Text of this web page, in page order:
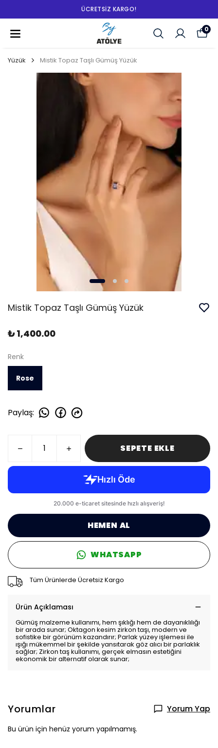
ÜCRETSIZ KARGO!
0
Yüzük Mistik Topaz Taşlı Gümüş Yüzük
Mistik Topaz Taşlı Gümüş Yüzük
₺ 1,400.00
Renk
Rose
Paylaş:
SEPETE EKLE
HEMEN AL
WHATSAPP
Tüm Ürünlerde Ücretsiz Kargo
Ürün Açıklaması
Gümüş malzeme kullanımı, hem şıklığı hem de dayanıklılığı
bir arada sunar; Oktagon kesim zirkon taşı, modern ve
sofistike bir görünüm kazandırır; Parlak yüzey işlemesi ile
ışığı mükemmel bir şekilde yansıtarak göz alıcı bir parlaklık
sağlar; Zirkon taş kullanımı, gerçek elmasın estetiğini
ekonomik bir alternatif olarak sunar;
Yorumlar Yorum Yap
Bu ürün için henüz yorum yapılmamış.